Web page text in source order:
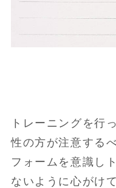
トレーニングを行
性の方が注意する
フォームを意識し
ないように心がけ